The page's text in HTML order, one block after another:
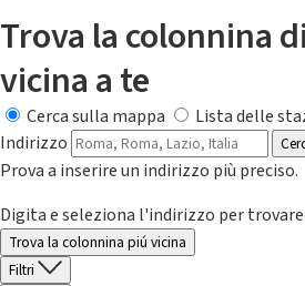
Trova la colonnina
vicina a te
Cerca sulla mappa
Lista delle
Indirizzo
Prova a inserire un indirizzo più preciso.
Digita e seleziona l'indirizzo per
Trova la colonnina piú vicina
Filtri